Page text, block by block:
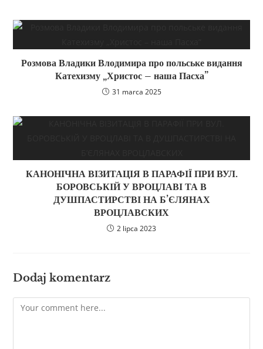
Розмова Владики Влодимира про польське видання
Катехизму „Христос – наша Пасха”
31 marca 2025
КАНОНІЧНА ВІЗИТАЦІЯ В ПАРАФІЇ ПРИ ВУЛ.
БОРОВСЬКІЙ У ВРОЦЛАВІ ТА В
ДУШПАСТИРСТВІ НА Б’ЄЛЯНАХ
ВРОЦЛАВСКИХ
2 lipca 2023
Dodaj komentarz